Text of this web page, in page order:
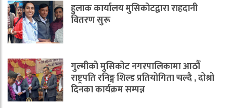
हुलाक कार्यालय मुसिकोटद्वारा राहदानी
वितरण सुरू
गुल्मीको मुसिकोट नगरपालिकामा आठौँ
राष्ट्रपति रनिङ्ग शिल्ड प्रतियोगिता चल्दै , दोश्रो
दिनका कार्यक्रम सम्पन्न